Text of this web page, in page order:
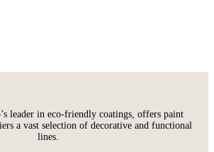
leader in eco-friendly coatings, offers paint
a vast selection of decorative and functional
lines.